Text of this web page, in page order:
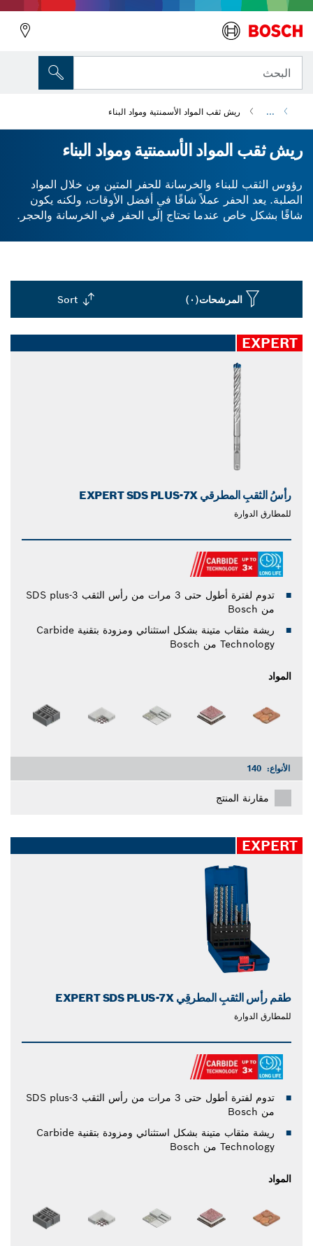
البحث
... ريش ثقب المواد الأسمنتية ومواد البناء
ريش ثقب المواد الأسمنتية ومواد البناء
رؤوس الثقب للبناء والخرسانة للحفر المتين مِن خلال المواد
الصلبة. يعد الحفر عملاً شاقًا في أفضل الأوقات، ولكنه يكون
شاقًا بشكل خاص عندما تحتاج إلَى الحفر في الخرسانة والحجر.
التركيبات والتركيبات صعبة. تم تجهيز رؤوس الثقب مِن Bosch
طقم رؤوس الثقب الحجرية SDS للتأكد مِن أن لديك ما تحتاجه
لحفر ثقوب دقيقة بأبعاد ومقاييس متعددة. احصل على نتائج
مِن رؤوس الثقب.
المرشحات(٠) Sort
closed
EXPERT
رأسُ الثقبِ المطرقي EXPERT SDS PLUS-7X
للمطارق الدوارة
تدوم لفترة أطول حتى 3 مرات من رأس الثقب SDS plus-3
من Bosch
ريشة مثقاب متينة بشكل استثنائي ومزودة بتقنية Carbide
Technology من Bosch
المواد
الأنواع: 140
مقارنة المنتج
EXPERT
طقم رأس الثقبِ المطرقِي EXPERT SDS PLUS-7X
للمطارق الدوارة
تدوم لفترة أطول حتى 3 مرات من رأس الثقب SDS plus-3
من Bosch
ريشة مثقاب متينة بشكل استثنائي ومزودة بتقنية Carbide
Technology من Bosch
المواد